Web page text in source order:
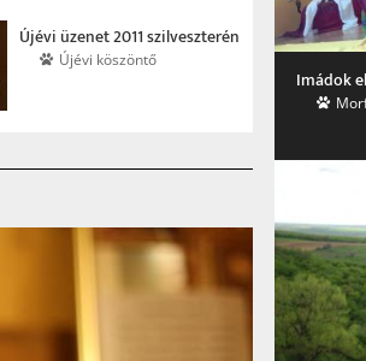
Újévi üzenet 2011 szilveszterén
Újévi köszöntő
Imádok